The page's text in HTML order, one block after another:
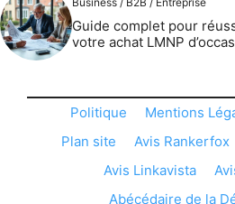
Guide complet pour
votre achat LMNP
Politique Mentions
Plan site
Avis Rankerfox
Avis Linkavista
Abécédaire de la